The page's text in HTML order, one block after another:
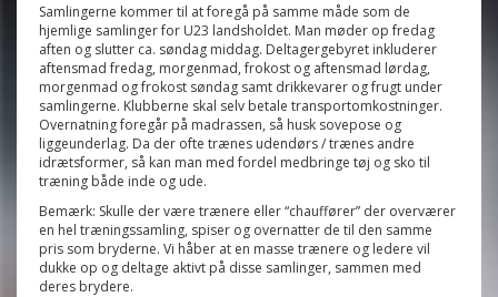
Samlingerne kommer til at foregå på samme måde som de
hjemlige samlinger for U23 landsholdet. Man møder op fredag
aften og slutter ca. søndag middag. Deltagergebyret inkluderer
aftensmad fredag, morgenmad, frokost og aftensmad lørdag,
morgenmad og frokost søndag samt drikkevarer og frugt under
samlingerne. Klubberne skal selv betale transportomkostninger.
Overnatning foregår på madrassen, så husk sovepose og
liggeunderlag. Da der ofte trænes udendørs / trænes andre
idrætsformer, så kan man med fordel medbringe tøj og sko til
træning både inde og ude.
Bemærk: Skulle der være trænere eller “chauffører” der overværer
en hel træningssamling, spiser og overnatter de til den samme
pris som bryderne. Vi håber at en masse trænere og ledere vil
dukke op og deltage aktivt på disse samlinger, sammen med
deres brydere.